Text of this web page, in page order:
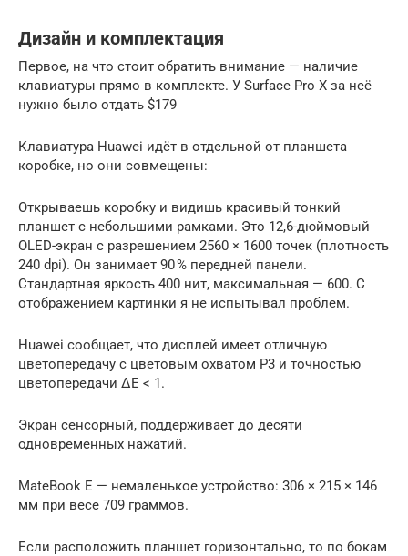
Дизайн и комплектация
Первое, на что стоит обратить внимание — наличие
клавиатуры прямо в комплекте. У Surface Pro X за неё
нужно было отдать $179
Клавиатура Huawei идёт в отдельной от планшета
коробке, но они совмещены:
Открываешь коробку и видишь красивый тонкий
планшет с небольшими рамками. Это 12,6-дюймовый
OLED-экран с разрешением 2560 × 1600 точек (плотность
240 dpi). Он занимает 90 % передней панели.
Стандартная яркость 400 нит, максимальная — 600. С
отображением картинки я не испытывал проблем.
Huawei сообщает, что дисплей имеет отличную
цветопередачу с цветовым охватом P3 и точностью
цветопередачи ΔE < 1.
Экран сенсорный, поддерживает до десяти
одновременных нажатий.
MateBook E — немаленькое устройство: 306 × 215 × 146
мм при весе 709 граммов.
Если расположить планшет горизонтально, то по бокам